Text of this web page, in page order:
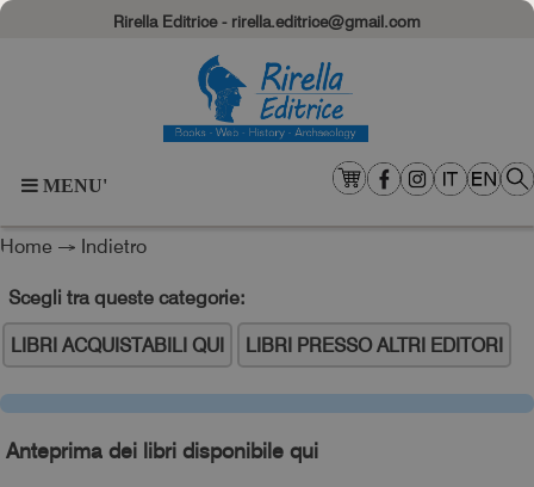
Rirella Editrice - rirella.editrice@gmail.com
MENU'
Home → Indietro
Scegli tra queste categorie:
LIBRI ACQUISTABILI QUI
LIBRI PRESSO ALTRI EDITORI
Anteprima dei libri disponibile qui